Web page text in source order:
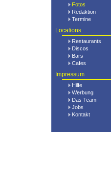
Fotos
Redaktion
Termine
Locations
Restaurants
Discos
Bars
Cafes
Impressum
Hilfe
Werbung
Das Team
Jobs
Kontakt